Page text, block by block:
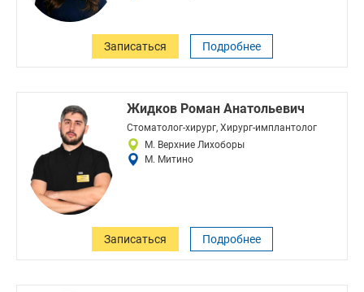
Записаться Подробнее
Жидков Роман Анатольевич
Стоматолог-хирург, Хирург-имплантолог
М. Верхние Лихоборы
М. Митино
Записаться Подробнее